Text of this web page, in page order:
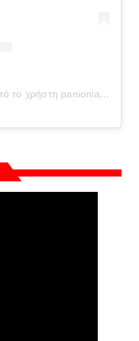
Η δημοσίευση κοινοποιήθηκε από το χρήστη panionianea.gr (@panionianea.gr)